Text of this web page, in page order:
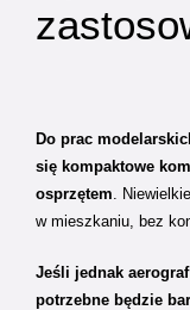
Do prac
się kompaktowe
osprzętem.
w mieszkaniu, bez
Jeśli jednak
potrzebne będzie